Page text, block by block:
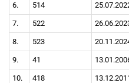
6. 514
7. 522
8. 523
9. 41
10. 418